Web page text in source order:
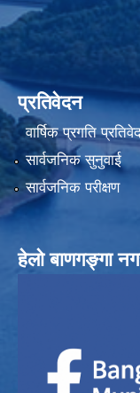
प्रतिवेदन
वार्षिक प्रगति
सार्वजनिक सुनुवाई
सार्वजनिक परीक्षण
हेलाे बाणगङ्गा